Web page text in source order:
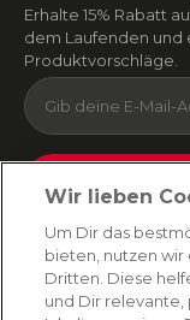
Erhalte 15% Rabatt
dem Laufenden und
Produktvorschläge.
Absenden
Du kannst dich jederzeit von
du unseren E-Mail-
Wir lieben
Um Dir das
bieten, nutzen wir
Dritten. Diese
und Dir